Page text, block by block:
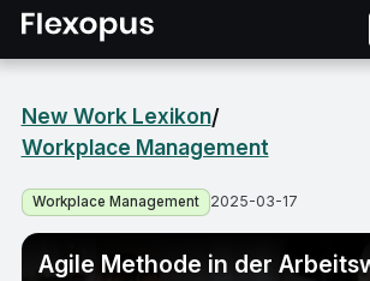
New Work Lexikon/
Workplace Management
Workplace Management 2025-03-17
Agile Methode in der